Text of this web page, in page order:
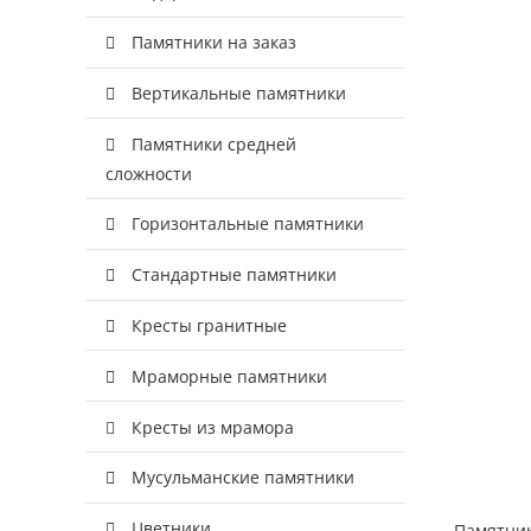
Памятники на заказ
Вертикальные памятники
Памятники средней
сложности
Горизонтальные памятники
Стандартные памятники
Кресты гранитные
Мраморные памятники
Кресты из мрамора
Мусульманские памятники